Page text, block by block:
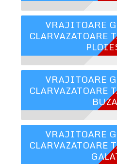
VRAJITOARE
CLARVAZATOARE
VRAJITOARE
CLARVAZATOARE
VRAJITOARE
CLARVAZATOARE